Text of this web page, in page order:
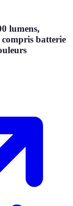
lumens,
batterie